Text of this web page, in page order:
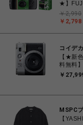
★】
27枚撮
￥2,798
￥2,990
コイデ
【★新
料無料
￥
MSPC
【